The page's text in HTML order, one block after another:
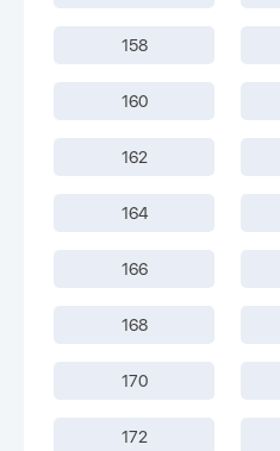
158
160
162
164
166
168
170
172